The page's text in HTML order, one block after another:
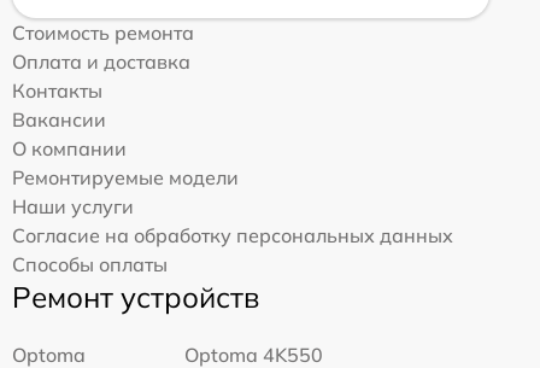
Стоимость ремонта
Оплата и доставка
Контакты
Вакансии
О компании
Ремонтируемые модели
Наши услуги
Согласие на обработку персональных данных
Способы оплаты
Ремонт устройств
Optoma
Optoma 4K550